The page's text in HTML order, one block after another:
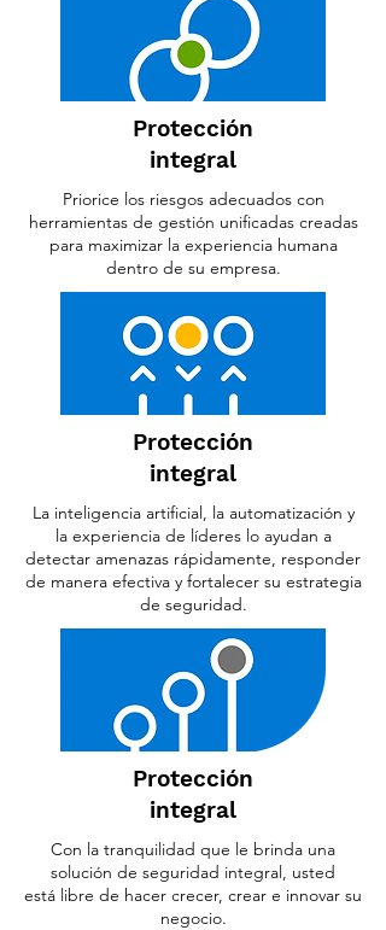
Protección
integral
Priorice los riesgos adecuados con
herramientas de gestión unificadas creadas
para maximizar la experiencia humana
dentro de su empresa.
Protección
integral
La inteligencia artificial, la automatización y
la experiencia de líderes lo ayudan a
detectar amenazas rápidamente, responder
de manera efectiva y fortalecer su estrategia
de seguridad.
Protección
integral
Con la tranquilidad que le brinda una
solución de seguridad integral, usted
está libre de hacer crecer, crear e innovar su
negocio.